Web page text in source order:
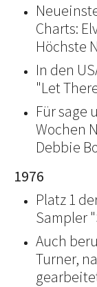
Charts:
Höchste
In den
"Let
Für sage
Wochen
Debbie
1976
Platz 1
Sampler
Auch
Turner,